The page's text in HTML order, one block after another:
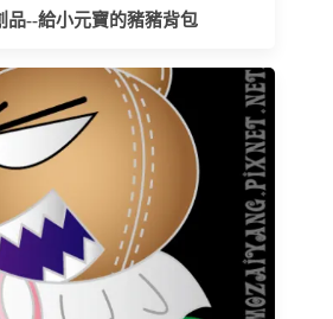
品--給小元寶的豬豬背包